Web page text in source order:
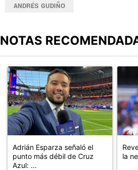
ANDRÉS GUDIÑO
NOTAS
Un artículo de tendencia con el título
Adrián Esparza señaló el
punto más débil de Cruz
Azul: ...
Un
la